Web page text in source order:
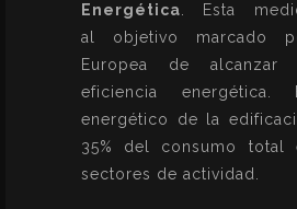
Energética . Esta
al objetivo marcado
Europea de
eficiencia energética.
energético de la
35% del consumo total
sectores de actividad.